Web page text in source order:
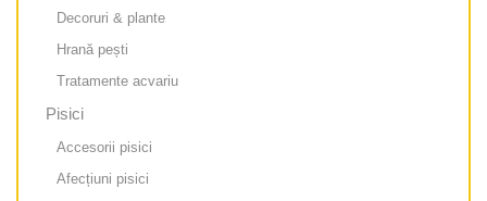
Decoruri & plante
Hrană pești
Tratamente acvariu
Pisici
Accesorii pisici
Afecțiuni pisici